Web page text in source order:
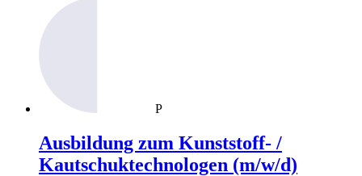
P
Ausbildung zum Kunststoff- /
Kautschuktechnologen (m/w/d)